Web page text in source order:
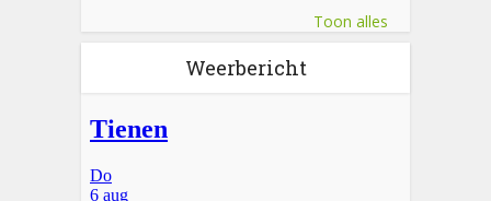
Toon alles
Weerbericht